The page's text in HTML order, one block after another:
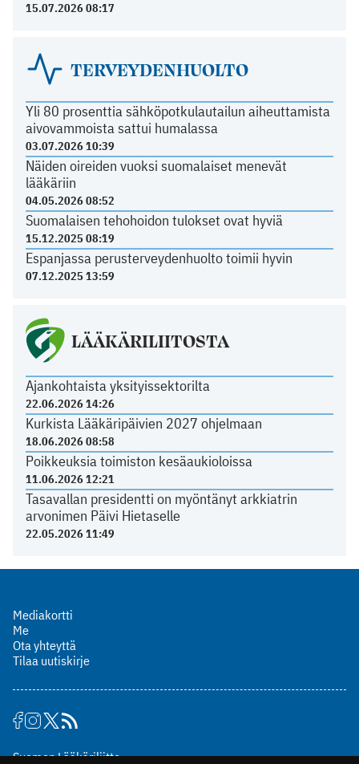
15.07.2026 08:17
TERVEYDENHUOLTO
Yli 80 prosenttia sähköpotkulautailun aiheuttamista
aivovammoista sattui humalassa
03.07.2026 10:39
Näiden oireiden vuoksi suomalaiset menevät
lääkäriin
04.05.2026 08:52
Suomalaisen tehohoidon tulokset ovat hyviä
15.12.2025 08:19
Espanjassa perusterveydenhuolto toimii hyvin
07.12.2025 13:59
LÄÄKÄRILIITOSTA
Ajankohtaista yksityissektorilta
22.06.2026 14:26
Kurkista Lääkäripäivien 2027 ohjelmaan
18.06.2026 08:58
Poikkeuksia toimiston kesäaukioloissa
11.06.2026 12:21
Tasavallan presidentti on myöntänyt arkkiatrin
arvonimen Päivi Hietaselle
22.05.2026 11:49
Mediakortti
Me
Ota yhteyttä
Tilaa uutiskirje
Suomen Lääkäriliitto